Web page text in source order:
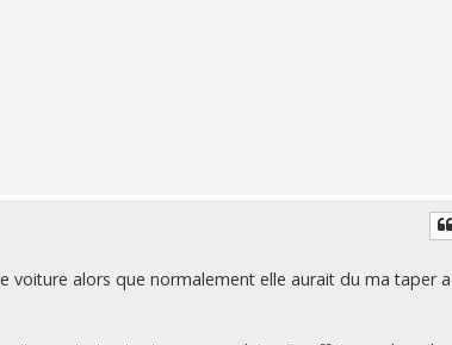
voiture alors que normalement elle aurait du ma taper a